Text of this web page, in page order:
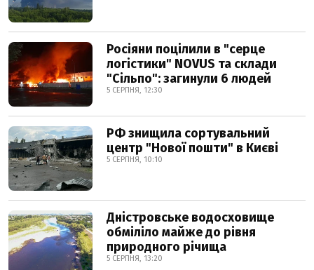
Росіяни поцілили в "серце
логістики" NOVUS та склади
"Сільпо": загинули 6 людей
5 СЕРПНЯ, 12:30
РФ знищила сортувальний
центр "Нової пошти" в Києві
5 СЕРПНЯ, 10:10
Дністровське водосховище
обміліло майже до рівня
природного річища
5 СЕРПНЯ, 13:20